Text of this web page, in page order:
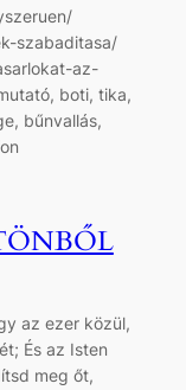
szabaditasa/
az-
boti, tika,
bűnvallás,
az ezer közül,
És az Isten
meg őt,